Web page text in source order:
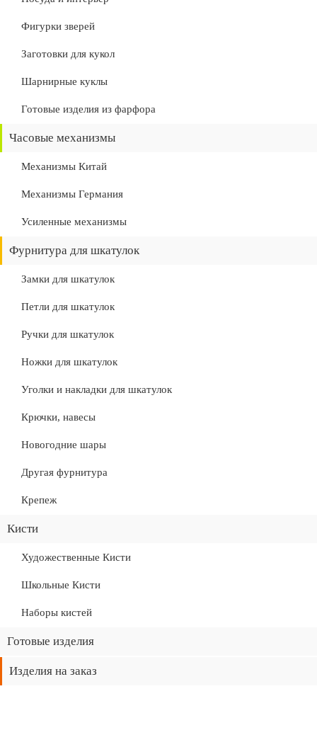
Фигурки зверей
Заготовки для кукол
Шарнирные куклы
Готовые изделия из фарфора
Часовые механизмы
Механизмы Китай
Механизмы Германия
Усиленные механизмы
Фурнитура для шкатулок
Замки для шкатулок
Петли для шкатулок
Ручки для шкатулок
Ножки для шкатулок
Уголки и накладки для шкатулок
Крючки, навесы
Новогодние шары
Другая фурнитура
Крепеж
Кисти
Художественные Кисти
Школьные Кисти
Наборы кистей
Готовые изделия
Изделия на заказ